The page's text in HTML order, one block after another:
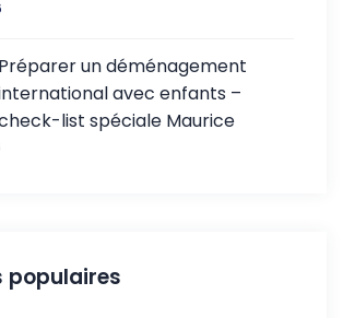
Préparer un déménagement
avec enfants –
list spéciale Maurice
populaires